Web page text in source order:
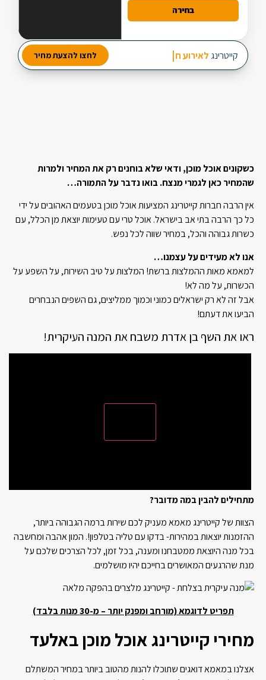
מבחר עשיר של סלטים
2 מנות ביניים
בחירה
קייטרינג לאירוע חברה לחצו להצעת מחיר
כשקונים אוכל מוכן, ודאי שלא בוחנים רק את המחיר ולמרות
שהמחיר כאן לגמרי מנצח. בואו נדבר על התמורה…
אין הרבה חברות קייטרינג המציעות אוכל מוכן בטעמים האהובים על ידי
כל כך הרבה בתי אב בישראל. אוכל טרי עם טעימות יוצאת מן הכלל, עם
כשרות גבוהה והכל, במחיר שווה לכל נפש.
אנו לא מעידים על עצמנו…
למאמא מאות ההמלצות ברשת! המלצות על טיב השירות, על השפע על
הכשרות, על מה לא!
אבל זה לא רק ישראלים כמוני וכמוך ממליצים, גם השפים הנבחרים
הביעו את דעתם!
ראו את השף בן אדרת משבח את המנה העיקרית!
מתחילים להבין במה מדובר?
הצוות של קייטרינג מאמא מעניק לכם שירות ברמה הגבוהה ביותר,
ההזמנות יוצאות במהירות- בדקו עם טליה בטלפון!. המון אהבה ומחשבה
בכל מנה היוצאת ממטבחנו ומענה, בכל זמן, לכל הצרכים שלכם על
מנת שהרגעים המאושרים בחייכם יהיו מושלמים.
תפריט לדוגמא (מורחב ומפנק יותר – מ-30 מנות בלבד)
מחירי קייטרינג אוכל מוכן באלעד
אצלנו במאמא דואגים שתוכלו להנות מהטוב ביותר במחיר המשתלם